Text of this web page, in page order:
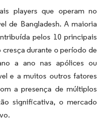
players que operam no
de Bangladesh. A maioria
pelos 10 principais
cresça durante o período de
a ano nas apólices ou
e a muitos outros fatores
a presença de múltiplos
significativa, o mercado